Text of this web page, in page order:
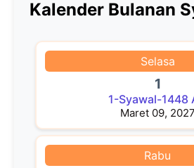
Kalender Bulanan
Selasa
1
1-Syawal-1448
Maret 09, 2027
Rabu